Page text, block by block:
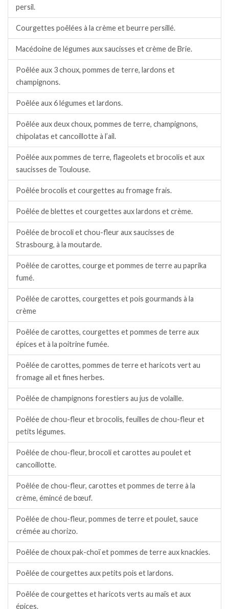
persil.
Courgettes poêlées à la crème et beurre persillé.
Macédoine de légumes aux saucisses et crème de Brie.
Poêlée aux 3 choux, pommes de terre, lardons et
champignons.
Poêlée aux 6 légumes et lardons.
Poêlée aux deux choux, pommes de terre, champignons,
chipolatas et cancoillotte à l’ail.
Poêlée aux pommes de terre, flageolets et brocolis et aux
saucisses de Toulouse.
Poêlée brocolis et courgettes au fromage frais.
Poêlée de blettes et courgettes aux lardons et crème.
Poêlée de brocoli et chou-fleur aux saucisses de
Strasbourg, à la moutarde.
Poêlée de carottes, courge et pommes de terre au paprika
fumé.
Poêlée de carottes, courgettes et pois gourmands à la
crème
Poêlée de carottes, courgettes et pommes de terre aux
épices et à la poitrine fumée.
Poêlée de carottes, pommes de terre et haricots vert au
fromage ail et fines herbes.
Poêlée de champignons forestiers au jus de volaille.
Poêlée de chou-fleur et brocolis, feuilles de chou-fleur et
petits légumes.
Poêlée de chou-fleur, brocoli et carottes au poulet et
cancoillotte.
Poêlée de chou-fleur, carottes et pommes de terre à la
crème, émincé de bœuf.
Poêlée de chou-fleur, pommes de terre et poulet, sauce
crémée au chorizo.
Poêlée de choux pak-choï et pommes de terre aux knackies.
Poêlée de courgettes aux petits pois et lardons.
Poêlée de courgettes et haricots verts au maïs et aux
épices.